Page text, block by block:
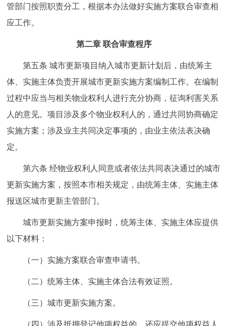
管部门按照职责分工，根据本办法做好实施方案联合审查相
应工作。
第二章 联合审查程序
第五条 城市更新项目纳入城市更新计划后，由统筹主
体、实施主体负责开展城市更新实施方案编制工作。在编制
过程中应当与相关物业权利人进行充分协商，征询利害关系
人的意见。项目涉及多个物业权利人的，通过共同协商确定
实施方案；涉及业主共同决定事项的，由业主依法表决确
定。
第六条 经物业权利人同意或者依法共同表决通过的城市
更新实施方案，按照本市相关规定，由统筹主体、实施主体
报送区城市更新主管部门。
城市更新实施方案申报时，统筹主体、实施主体应提供
以下材料：
（一）实施方案联合审查申请书。
（二）统筹主体、实施主体合法有效证照。
（三）城市更新实施方案。
（四）涉及抵押登记他项权益的，还应提交他项权益人